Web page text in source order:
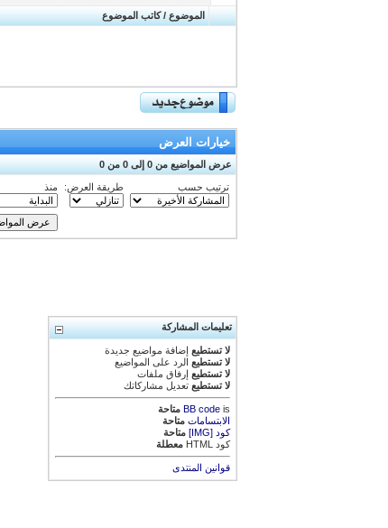
الموضوع /كاتب الموضوع
خيارات العرض
عرض المواضيع من 0 إلى 0 من 0
ترتيب حسب طريقة العرض: منذ
تعليمات المشاركة
لا تستطيع إضافة مواضيع جديدة
لا تستطيع الرد على المواضيع
لا تستطيع إرفاق ملفات
لا تستطيع تعديل مشاركاتك
BB codeis
متاحة
الابتسامات متاحة
كود [IMG]
متاحة
كود HTML
معطلة
قوانين المنتدى